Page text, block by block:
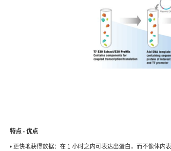
特点 - 优点
• 更快地获得数据：在 1 小时之内可表达出蛋白，而不像体内